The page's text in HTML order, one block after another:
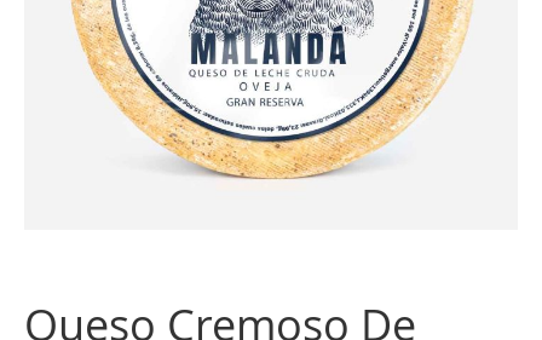
de
Queso Cremoso De